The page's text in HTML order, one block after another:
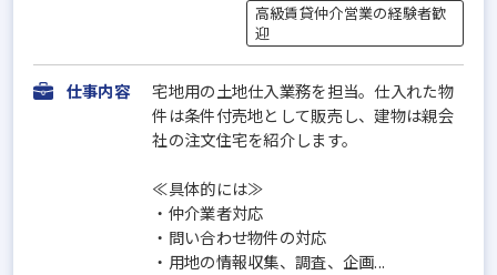
高級賃貸仲介営業の経験者歓
迎
仕事内容
宅地用の土地仕入業務を担当。仕入れた物
件は条件付売地として販売し、建物は親会
社の注文住宅を紹介します。
≪具体的には≫
・仲介業者対応
・問い合わせ物件の対応
・用地の情報収集、調査、企画...